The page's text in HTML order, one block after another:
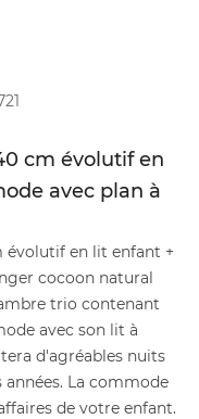
cm évolutif en
avec plan à
évolutif en lit enfant +
cocoon natural
trio contenant
avec son lit à
d'agréables nuits
La commode
de votre enfant.